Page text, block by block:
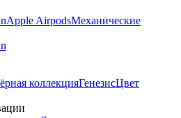
Apple AirpodsМеханические
коллекцияГенезисЦвет